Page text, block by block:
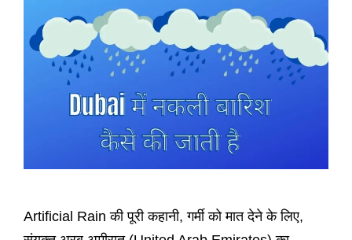
Artificial Rain की पूरी कहानी, गर्मी को मात देने के लिए,